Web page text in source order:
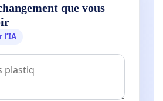
que vous
l’IA